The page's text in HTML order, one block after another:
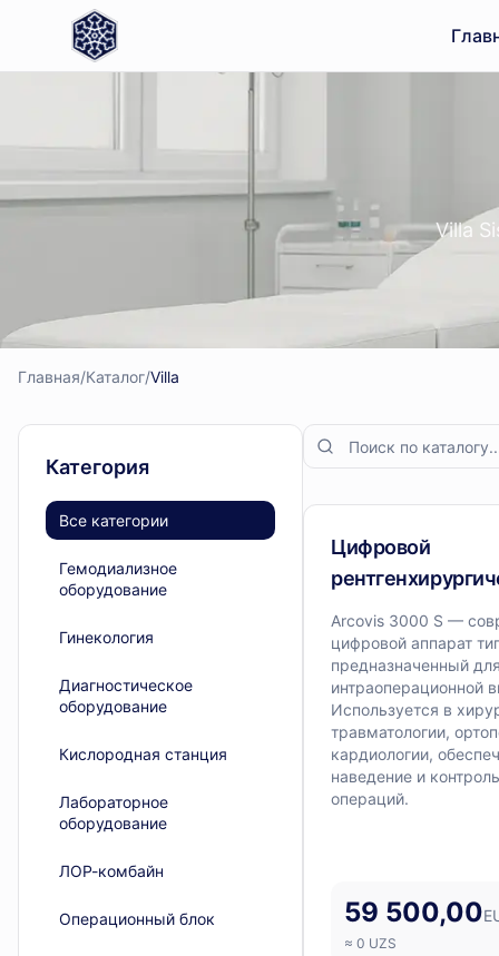
Villa
Главная/Каталог/Villa
Категория
Все категории
Гемодиализное
оборудование
Гинекология
Диагностическое
оборудование
Кислородная станция
Лабораторное
оборудование
ЛОР-комбайн
Операционный блок
Villa
Диагностическое
Цифровой
аппарат типа С-
Arcovis 3000 S
Arcovis 3000 S —
цифровой аппарат
предназначенный для
интраоперационной
Используется в
травматологии,
кардиологии,
наведение и
операций.
59 500,00
≈ 0 UZS